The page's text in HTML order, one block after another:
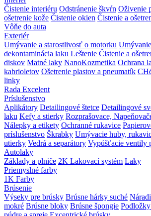
Čistenie interiéru Odstránenie škvŕn Oživenie
ošetrenie kože Čistenie okien Čistenie a
Vôňe do auta
Exteriér
Umývanie a starostlivosť o motorku Umývanie
dekontaminácia laku Leštenie Čistenie a
diskov Matné laky NanoKozmetika Ochrana
kabrioletov Ošetrenie plastov a pneumatík
linky
Rada Excelent
Príslušenstvo
Aplikátory Detailingové štetce Detailingové
laku Kefy a stierky Rozprašovace,
Nálepky a etikety Ochranné rukavice
príslušenstvo Škrabky Umývacie huby,
utierky Vedrá a separátory Vypúšťacie ventily
Autolaky
Základy a plniče 2K Lakovací systém Laky
Priemyslné farby
1K Farby
Brúsenie
Výseky pre brúsky Brúsne hárky suché
mokré Brúsne bloky Brúsne špongie